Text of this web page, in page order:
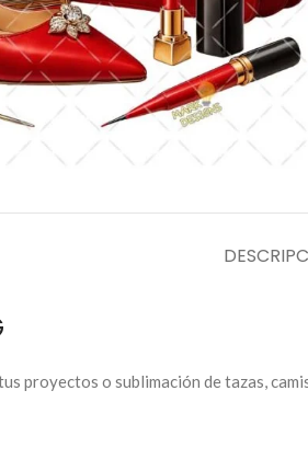
proyectos o sublimación de tazas,